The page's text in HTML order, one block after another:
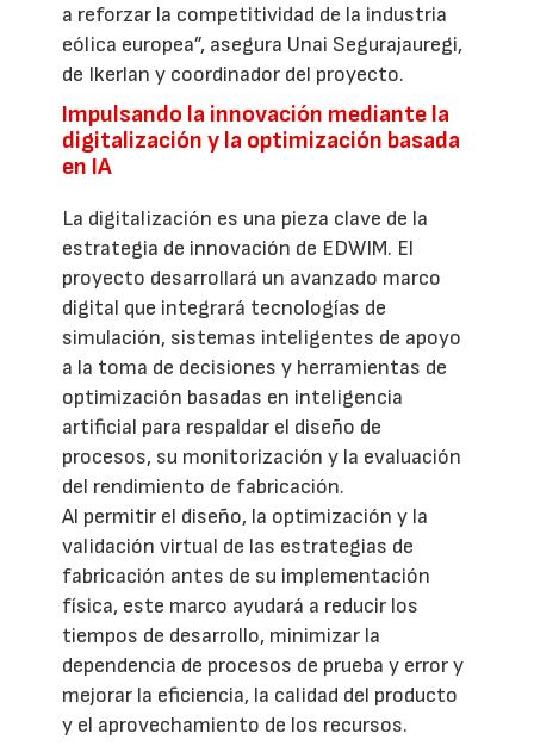
a reforzar la competitividad de la industria
eólica europea”, asegura Unai Segurajauregi,
de Ikerlan y coordinador del proyecto.
Impulsando la innovación mediante la
digitalización y la optimización basada
en IA
La digitalización es una pieza clave de la
estrategia de innovación de EDWIM. El
proyecto desarrollará un avanzado marco
digital que integrará tecnologías de
simulación, sistemas inteligentes de apoyo
a la toma de decisiones y herramientas de
optimización basadas en inteligencia
artificial para respaldar el diseño de
procesos, su monitorización y la evaluación
del rendimiento de fabricación.
Al permitir el diseño, la optimización y la
validación virtual de las estrategias de
fabricación antes de su implementación
física, este marco ayudará a reducir los
tiempos de desarrollo, minimizar la
dependencia de procesos de prueba y error y
mejorar la eficiencia, la calidad del producto
y el aprovechamiento de los recursos.